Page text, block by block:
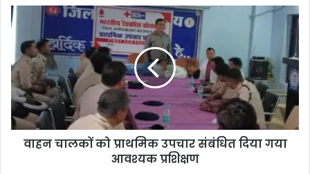
वाहन
चालकों
प्राथमिक
उपचार
संबंधित
दिया
गया
आवश्यक
प्रशिक्षण
वाहन चालकों को प्राथमिक उपचार संबंधित दिया गया
आवश्यक प्रशिक्षण